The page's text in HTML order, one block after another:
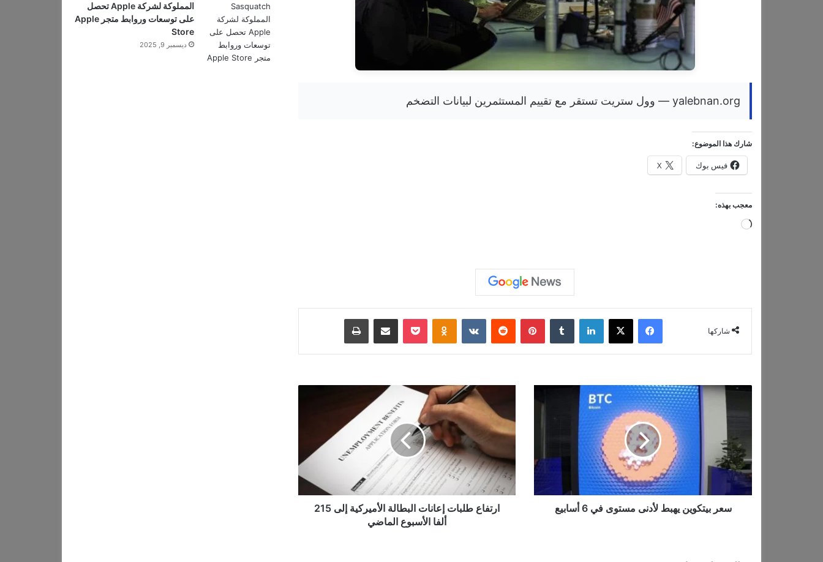
yalebnan.org — وول ستريت تستقر مع تقييم المستثمرين لبيانات التضخم
شارك هذا الموضوع:
فيس بوك X
معجب بهذه:
ج
ت
ح
ي
ل
شاركها
فيسبوك ‫X لينكدإن بينتيريست ‏VKontakte
س
ك
و
ي
سعر بيتكوين يهبط لأدنى مستوى في 6 أسابيع
ط
ل
ب
ارتفاع طلبات إعانات البطالة الأميركية إلى 215
ألفا الأسبوع الماضي
المملوكة لشركة Apple تحصل
على توسعات وروابط متجر Apple
Store
ديسمبر 9, 2025